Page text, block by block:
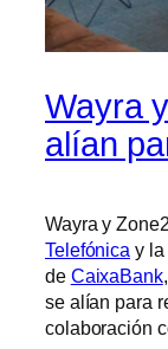
Wayra
alían
Wayra y
Telefónica y la
de CaixaBank,
se alían para
colaboración